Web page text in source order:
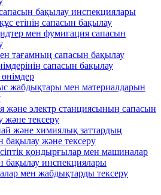
бақылау инспекциялары
етінің сапасын бақылау
мен фумигация сапасын
тағамның сапасын бақылау
сапасын бақылау
өнімдер
жабдықтары мен материалдарын
және электр станциясының сапасын
және тексеру
және химиялық заттардың
бақылау және тексеру
қондырғылар мен машиналар
бақылау инспекциялары
мен жабдықтарды тексеру